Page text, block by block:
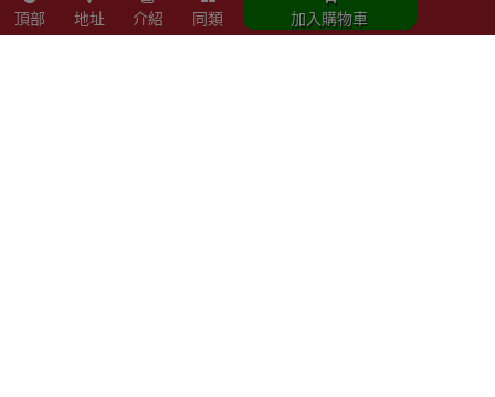
頂部 地址 介紹 同類 加入購物車